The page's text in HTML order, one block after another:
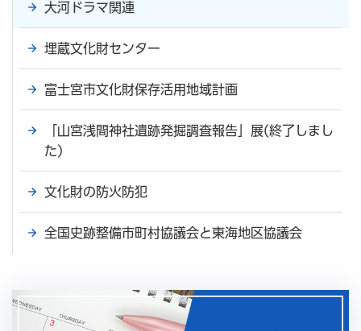
大河ドラマ関連
埋蔵文化財センター
富士宮市文化財保存活用地域計画
「山宮浅間神社遺跡発掘調査報告」展(終了しまし
た)
文化財の防火防犯
全国史跡整備市町村協議会と東海地区協議会